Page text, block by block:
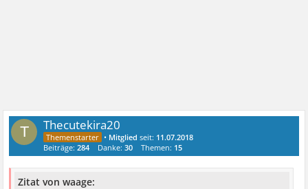
T Thecutekira20
• Mitglied seit: 11.07.2018
Beiträge:284 Danke:30 Themen: 15
Zitat von waage: